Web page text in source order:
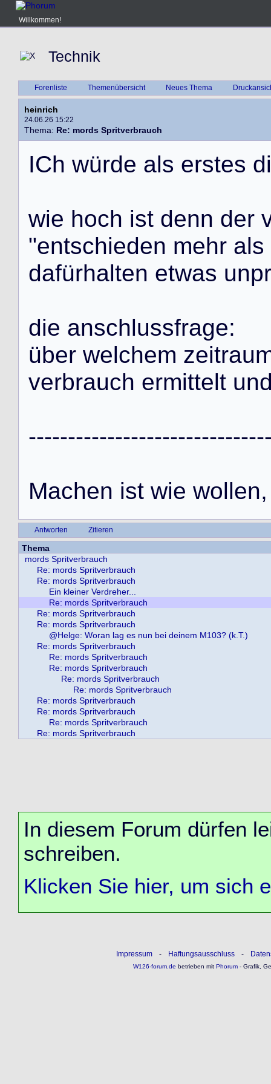
Willkommen!
Technik
Forenliste Themenübersicht Neues Thema
heinrich
24.06.26 15:22
Thema: Re: mords Spritverbrauch
ICh würde als erstes di
wie hoch ist denn der
"entschieden mehr als
dafürhalten etwas unpr
die anschlussfrage:
über welchem zeitrau
verbrauch ermittelt un
------------------------------
Machen ist wie wollen,
Antworten Zitieren
Thema
mords Spritverbrauch
Re: mords Spritverbrauch
Re: mords Spritverbrauch
Ein kleiner Verdreher...
Re: mords Spritverbrauch
Re: mords Spritverbrauch
Re: mords Spritverbrauch
@Helge: Woran lag es nun bei deinem M103? (k.T.)
Re: mords Spritverbrauch
Re: mords Spritverbrauch
Re: mords Spritverbrauch
Re: mords Spritverbrauch
Re: mords Spritverbrauch
Re: mords Spritverbrauch
Re: mords Spritverbrauch
Re: mords Spritverbrauch
Re: mords Spritverbrauch
In diesem Forum dürfen
schreiben.
Klicken Sie hier, um sich
Impressum - Haftungsausschluss -
W126-forum.de betrieben mitPhorum- Grafik,